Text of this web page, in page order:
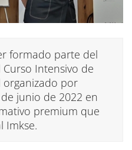
formado parte del
Intensivo de
organizado por
junio de 2022 en
premium que
Imkse.